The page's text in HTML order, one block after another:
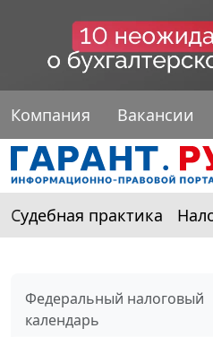
Компания Вакансии
Судебная практика
Федеральный налоговый
календарь